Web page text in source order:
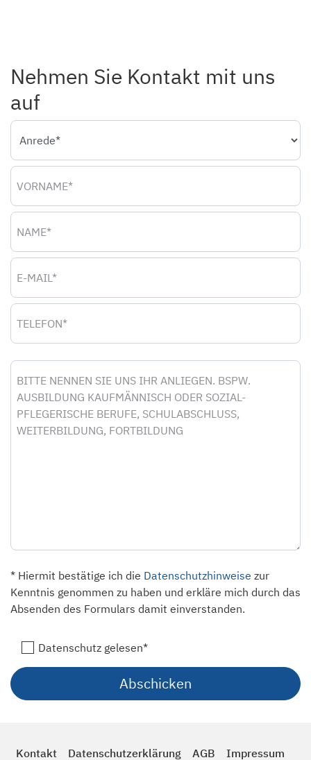
Nehmen Sie Kontakt mit uns
auf
Anrede
Vorname
Name
E-Mail
Telefon
Nachricht
* Hiermit bestätige ich die Datenschutzhinweise zur
Kenntnis genommen zu haben und erkläre mich durch das
Absenden des Formulars damit einverstanden.
Datenschutz gelesen*
Kontakt Datenschutzerklärung AGB Impressum